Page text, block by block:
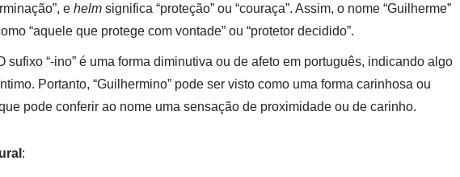
e helmsignifica “proteção” ou “couraça”. Assim, o nome “Guilherme”
“aquele que protege com vontade” ou “protetor decidido”.
sufixo “-ino” é uma forma diminutiva ou de afeto em português, indicando algo
Portanto, “Guilhermino” pode ser visto como uma forma carinhosa ou
pode conferir ao nome uma sensação de proximidade ou de carinho.
: